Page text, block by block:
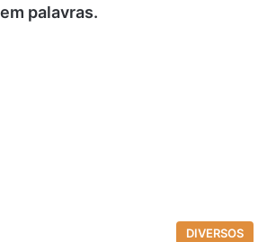
palavras.
DIVERSOS